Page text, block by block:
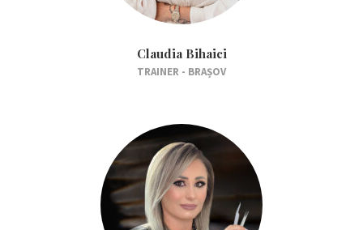
Claudia Bihaici
TRAINER - BRAȘOV